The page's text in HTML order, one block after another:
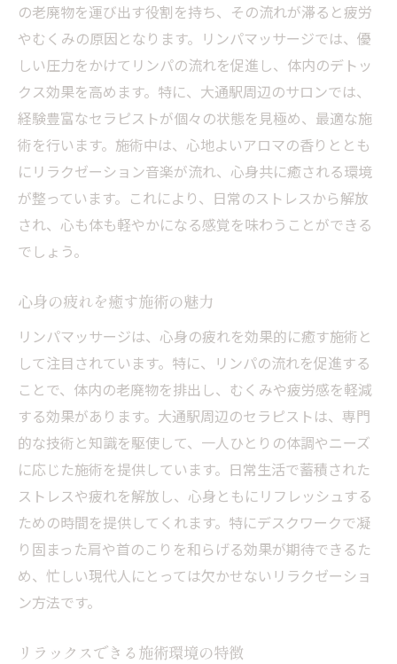
の老廃物を運び出す役割を持ち、その流れが滞ると疲労
やむくみの原因となります。リンパマッサージでは、優
しい圧力をかけてリンパの流れを促進し、体内のデトッ
クス効果を高めます。特に、大通駅周辺のサロンでは、
経験豊富なセラピストが個々の状態を見極め、最適な施
術を行います。施術中は、心地よいアロマの香りととも
にリラクゼーション音楽が流れ、心身共に癒される環境
が整っています。これにより、日常のストレスから解放
され、心も体も軽やかになる感覚を味わうことができる
でしょう。
心身の疲れを癒す施術の魅力
リンパマッサージは、心身の疲れを効果的に癒す施術と
して注目されています。特に、リンパの流れを促進する
ことで、体内の老廃物を排出し、むくみや疲労感を軽減
する効果があります。大通駅周辺のセラピストは、専門
的な技術と知識を駆使して、一人ひとりの体調やニーズ
に応じた施術を提供しています。日常生活で蓄積された
ストレスや疲れを解放し、心身ともにリフレッシュする
ための時間を提供してくれます。特にデスクワークで凝
り固まった肩や首のこりを和らげる効果が期待できるた
め、忙しい現代人にとっては欠かせないリラクゼーショ
ン方法です。
リラックスできる施術環境の特徴